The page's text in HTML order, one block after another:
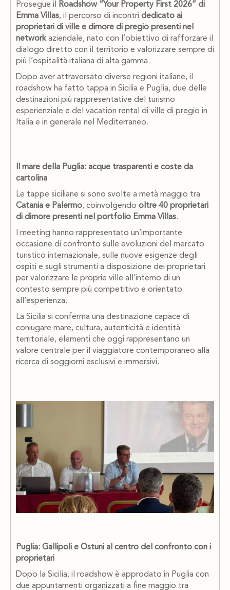
Prosegue il
Roadshow “Your Property First 2026” di
Emma Villas, il percorso di incontri dedicato ai
proprietari di ville e dimore di pregio presenti nel
networkaziendale, nato con l’obiettivo di rafforzare il
dialogo diretto con il territorio e valorizzare sempre di
più l’ospitalità italiana di alta gamma.
Dopo aver attraversato diverse regioni italiane, il
roadshow ha fatto tappa in Sicilia e Puglia, due delle
destinazioni più rappresentative del turismo
esperienziale e del vacation rental di ville di pregio in
Italia e in generale nel Mediterraneo.
Il mare della Puglia: acque trasparenti e coste da
cartolina
Le tappe siciliane si sono svolte a metà maggio tra
Catania e Palermo, coinvolgendo oltre 40 proprietari
di dimore presenti nel portfolio Emma Villas.
I meeting hanno rappresentato un’importante
occasione di confronto sulle evoluzioni del mercato
turistico internazionale, sulle nuove esigenze degli
ospiti e sugli strumenti a disposizione dei proprietari
per valorizzare le proprie ville all’interno di un
contesto sempre più competitivo e orientato
all’esperienza.
La Sicilia si conferma una destinazione capace di
coniugare mare, cultura, autenticità e identità
territoriale, elementi che oggi rappresentano un
valore centrale per il viaggiatore contemporaneo alla
ricerca di soggiorni esclusivi e immersivi.
Puglia: Gallipoli e Ostuni al centro del confronto con i
proprietari
Dopo la Sicilia, il roadshow è approdato in Puglia con
due appuntamenti organizzati a fine maggio tra